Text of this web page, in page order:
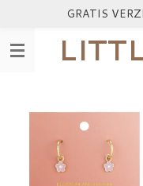
naar
GRATIS